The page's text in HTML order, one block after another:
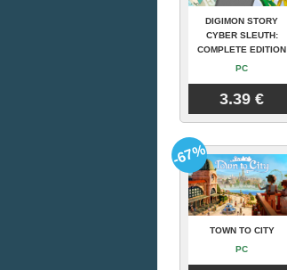
DIGIMON STORY
CYBER SLEUTH:
COMPLETE EDITION
PC
3.39 €
TOWN TO CITY
PC
-67%